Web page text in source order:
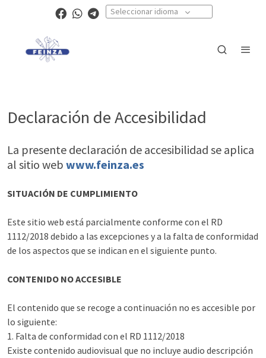
Seleccionar idioma
Declaración de Accesibilidad
La presente declaración de accesibilidad se aplica
al sitio web www.feinza.es
SITUACIÓN DE CUMPLIMIENTO
Este sitio web está parcialmente conforme con el RD
1112/2018 debido a las excepciones y a la falta de conformidad
de los aspectos que se indican en el siguiente punto.
CONTENIDO NO ACCESIBLE
El contenido que se recoge a continuación no es accesible por
lo siguiente:
1. Falta de conformidad con el RD 1112/2018
Existe contenido audiovisual que no incluye audio descripción